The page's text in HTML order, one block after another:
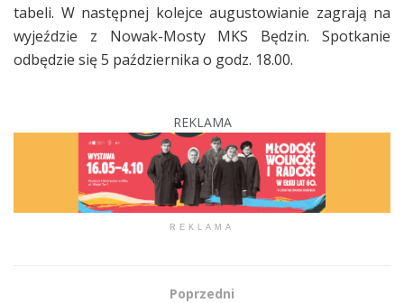
tabeli. W następnej kolejce augustowianie zagrają na
wyjeździe z Nowak-Mosty MKS Będzin. Spotkanie
odbędzie się 5 października o godz. 18.00.
REKLAMA
REKLAMA
Poprzedni